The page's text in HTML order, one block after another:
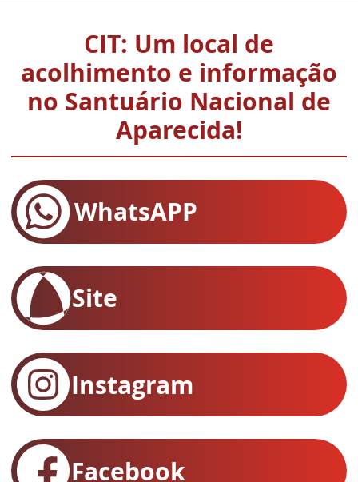
CIT: Um local de
acolhimento e informação
no Santuário Nacional de
Aparecida!
WhatsAPP
Site
Instagram
Facebook